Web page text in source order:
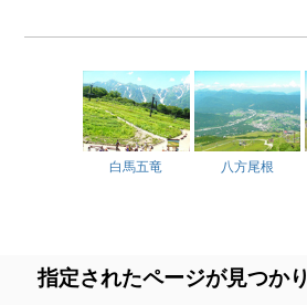
白馬五竜 八方尾根